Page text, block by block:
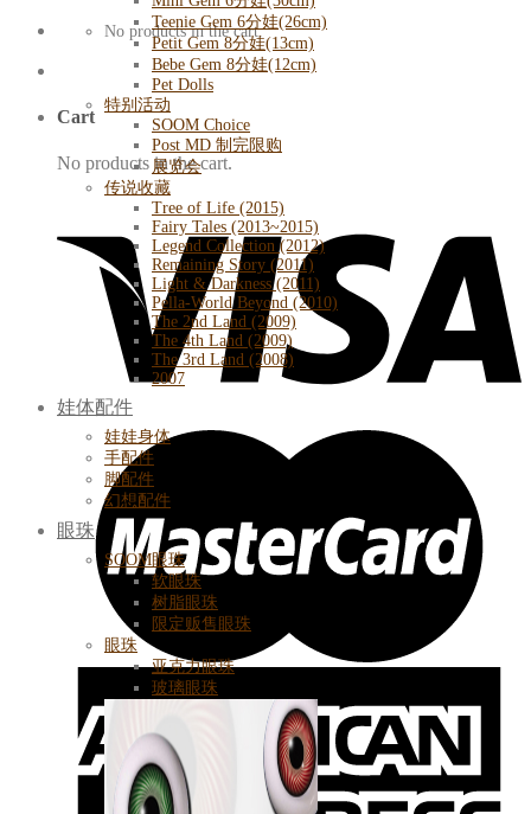
No products in the cart.
Cart
No products in the cart.
Teenie Gem 6分娃(26cm)
Petit Gem 8分娃(13cm)
Bebe Gem 8分娃(12cm)
Pet Dolls
特别活动
SOOM Choice
Post MD 制完限购
展览会
传说收藏
Tree of Life (2015)
Fairy Tales (2013~2015)
Legend Collection (2012)
Remaining Story (2011)
Light & Darkness (2011)
Pella-World Beyond (2010)
The 2nd Land (2009)
The 4th Land (2009)
The 3rd Land (2008)
2007
娃体配件
娃娃身体
手配件
脚配件
幻想配件
眼珠
SOOM眼珠
软眼珠
树脂眼珠
限定贩售眼珠
眼珠
亚克力眼珠
玻璃眼珠